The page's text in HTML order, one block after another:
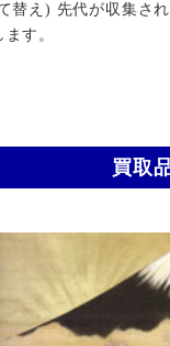
替え) 先代が収集さ
す。
買取